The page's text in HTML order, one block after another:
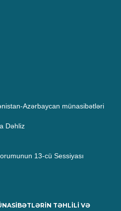
Azərbaycan münasibətləri
Dəhliz
13-cü Sessiyası
TƏHLİLİ VƏ